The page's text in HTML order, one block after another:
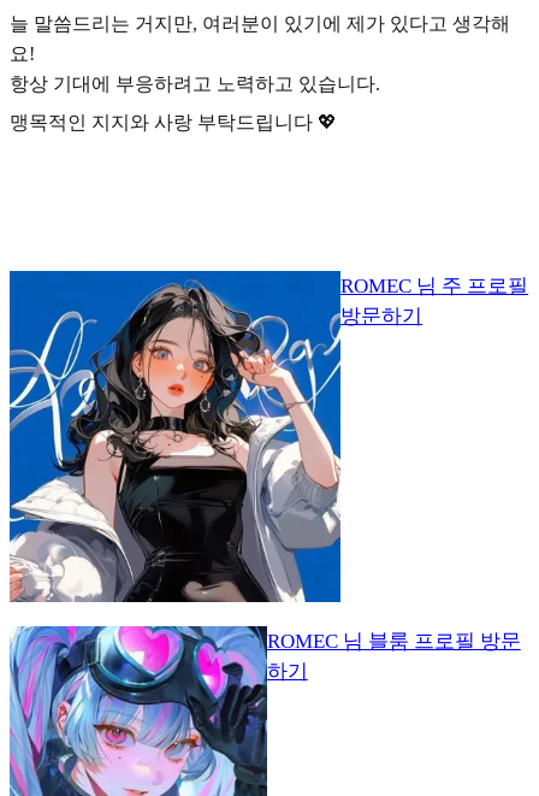
늘 말씀드리는 거지만, 여러분이 있기에 제가 있다고 생각해
요!
항상 기대에 부응하려고 노력하고 있습니다.
맹목적인 지지와 사랑 부탁드립니다 💖
ROMEC 님 주 프로필
방문하기
ROMEC 님 블룸 프로필 방문
하기